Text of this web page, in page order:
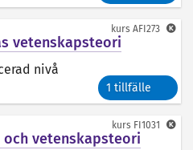
vetenskapsteori
nivå
1 tillfälle
kurs AFI273
vetenskapsteori
kurs FI1031